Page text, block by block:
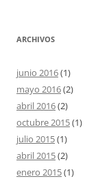
ARCHIVOS
junio 2016(1)
mayo 2016(2)
abril 2016(2)
octubre 2015(1)
julio 2015(1)
abril 2015(2)
enero 2015(1)